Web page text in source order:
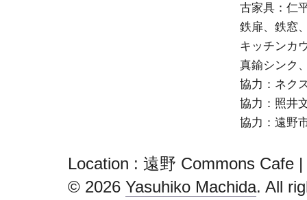
古家具：仁
鉄扉、鉄窓
キッチンカ
真鍮シンク
協力：ネク
協力：照井
協力：遠野
Location : 遠野 Commons Cafe
© 2026 Yasuhiko Machida. All